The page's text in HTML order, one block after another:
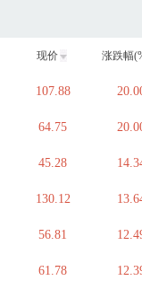
现价 涨跌幅
107.88
64.75
45.28
130.12
56.81
61.78